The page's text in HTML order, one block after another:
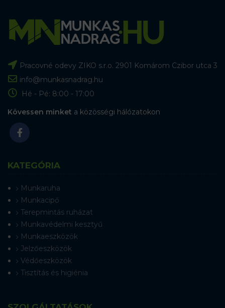
Pracovné odevy ZIKO s.r.o. 2901 Komárom Czibor utca 3
info@munkasnadrag.hu
Hé - Pé: 8:00 - 17:00
Kövessen minket a közösségi hálózatokon
KATEGÓRIA
Munkaruha
Munkacipő
Terepmintás ruházat
Munkavédelmi kesztyű
Munkaeszközök
Jelzőeszközök
Védőeszközök
Tisztítás és higiénia